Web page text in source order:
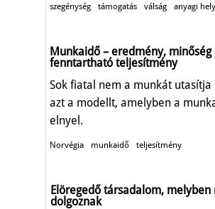
szegénység támogatás válság anyagi
Munkaidő – eredmény, minőség
fenntartható teljesítmény
Sok fiatal nem a munkát utasítja
azt a modellt, amelyben a
elnyel.
Norvégia munkaidő teljesítmény
Elöregedő társadalom, melyben
dolgoznak